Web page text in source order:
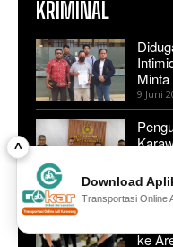
KRIMINAL
9 Juni
ke
^
Download
Transportasi Online